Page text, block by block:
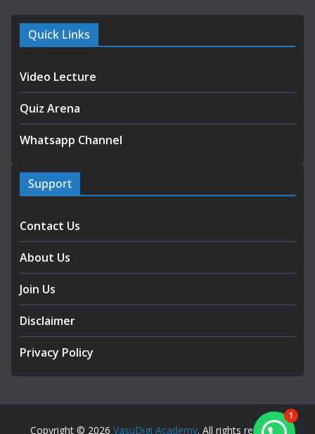
Quick Links
Video Lecture
Quiz Arena
Whatsapp Channel
Support
Contact Us
About Us
Join Us
Disclaimer
Privacy Policy
Copyright © 2026 VasuDigi Academy. All rights reserved.
1